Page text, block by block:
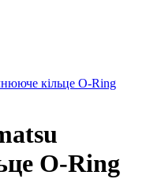
кільце O-Ring
O-Ring